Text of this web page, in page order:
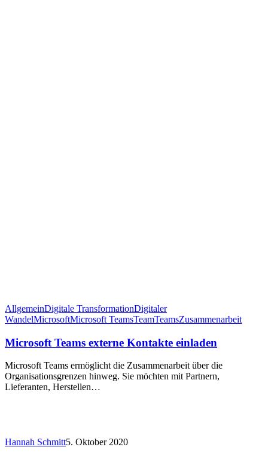
AllgemeinDigitale TransformationDigitaler
WandelMicrosoftMicrosoft TeamsTeamTeamsZusammenarbeit
Microsoft Teams externe Kontakte einladen
Microsoft Teams ermöglicht die Zusammenarbeit über die
Organisationsgrenzen hinweg. Sie möchten mit Partnern,
Lieferanten, Herstellen…
Hannah Schmitt5. Oktober 2020